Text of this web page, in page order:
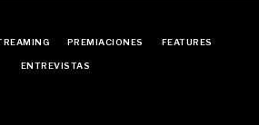
PREMIACIONES FEATURES
ENTREVISTAS